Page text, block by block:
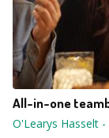
All-in-one
O'Learys Hasselt -